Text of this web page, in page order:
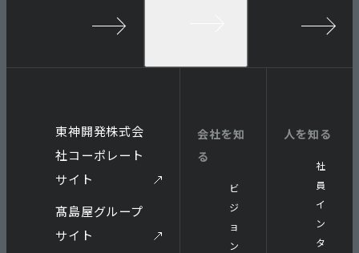
シ
会社を知
る
ビ
ジ
ョ
ン
人を知る
社
員
イ
ン
タ
東神開発株式会
社コーポレート
サイト
髙島屋グループ
サイト